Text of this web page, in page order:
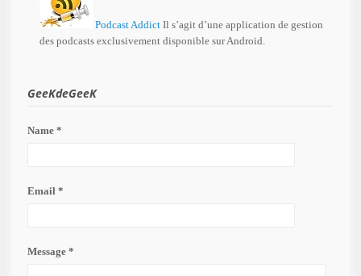
Podcast Addict Il s’agit d’une application de gestion
des podcasts exclusivement disponible sur Android.
GeeKdeGeeK
Name *
Email *
Message *